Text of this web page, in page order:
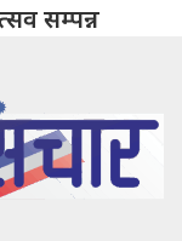
सम्पन्न